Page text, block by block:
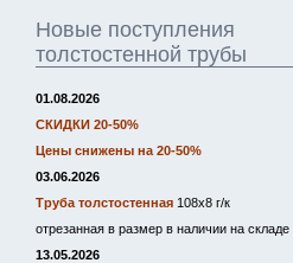
Новые поступления
толстостенной трубы
01.08.2026
СКИДКИ 20-50%
Цены снижены на 20-50%
03.06.2026
Труба толстостенная 108х8 г/к
отрезанная в размер в наличии на складе
13.05.2026